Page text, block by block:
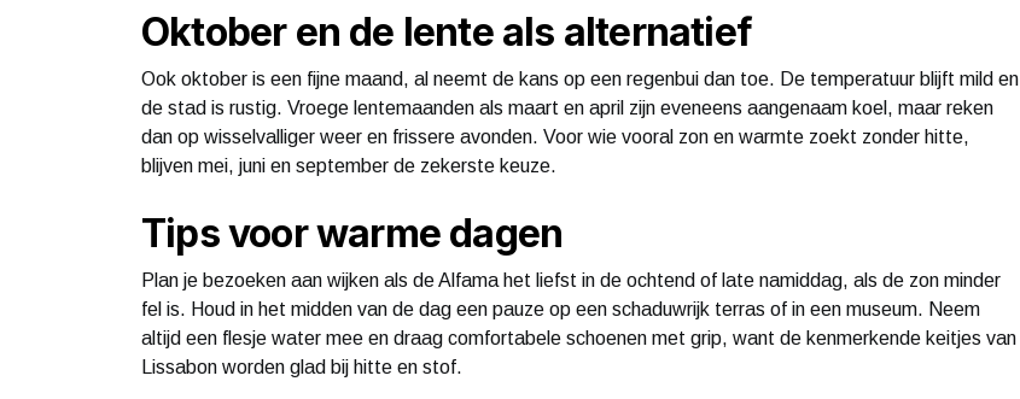
Oktober en de lente als alternatief
Ook oktober is een fijne maand, al neemt de kans op een regenbui dan toe. De temperatuur blijft mild en
de stad is rustig. Vroege lentemaanden als maart en april zijn eveneens aangenaam koel, maar reken
dan op wisselvalliger weer en frissere avonden. Voor wie vooral zon en warmte zoekt zonder hitte,
blijven mei, juni en september de zekerste keuze.
Tips voor warme dagen
Plan je bezoeken aan wijken als de Alfama het liefst in de ochtend of late namiddag, als de zon minder
fel is. Houd in het midden van de dag een pauze op een schaduwrijk terras of in een museum. Neem
altijd een flesje water mee en draag comfortabele schoenen met grip, want de kenmerkende keitjes van
Lissabon worden glad bij hitte en stof.